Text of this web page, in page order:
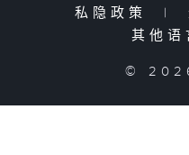
私隐政策
|
其他语
©